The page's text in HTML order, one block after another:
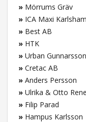
» Mörrums Gräv
» ICA Maxi
» Best AB
» HTK
» Urban Gunnarsson
» Cretac AB
» Anders Persson
» Ulrika & Otto
» Filip Parad
» Hampus Karlsson